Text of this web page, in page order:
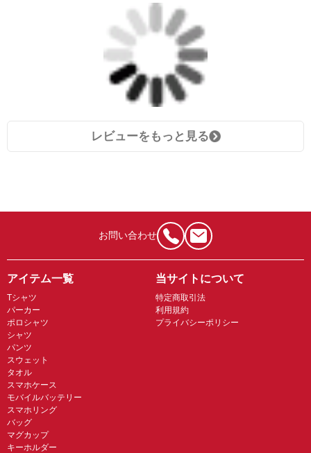
レビューをもっと見る
お問い合わせ
アイテム一覧
Tシャツ
パーカー
ポロシャツ
シャツ
パンツ
スウェット
タオル
スマホケース
モバイルバッテリー
スマホリング
バッグ
マグカップ
キーホルダー
当サイトについて
特定商取引法
利用規約
プライバシーポリシー